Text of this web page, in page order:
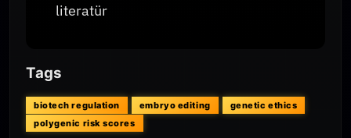
literatür
Tags
biotech regulation embryo editing
genetic ethics
polygenic risk scores